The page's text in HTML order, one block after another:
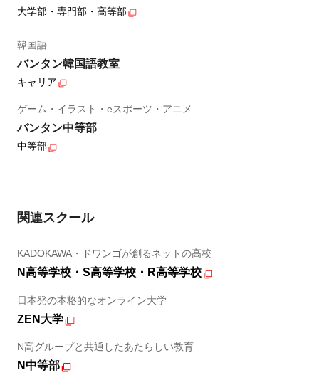
大学部・専門部・高等部
韓国語
バンタン韓国語教室
キャリア
ゲーム・イラスト・eスポーツ・アニメ
バンタン中等部
中等部
関連スクール
KADOKAWA・ドワンゴが創るネットの高校
N高等学校・S高等学校・R高等学校
日本発の本格的なオンライン大学
ZEN大学
N高グループと共通したあたらしい教育
N中等部